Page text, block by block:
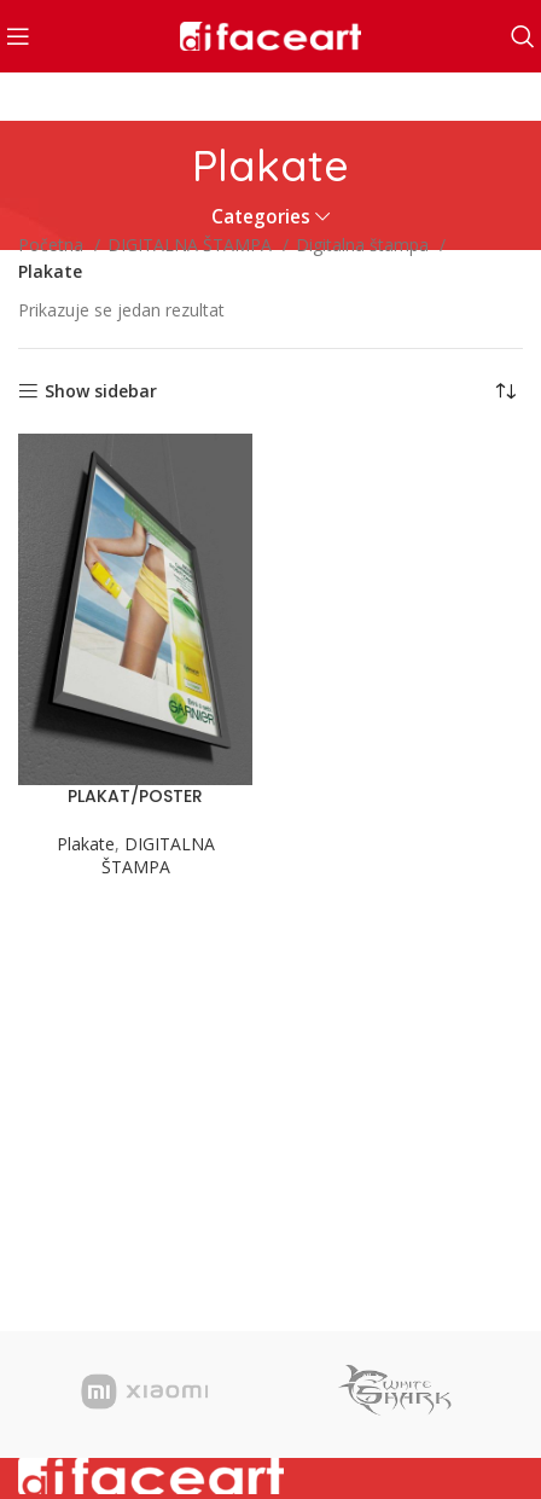
Plakate
Categories
Početna DIGITALNA ŠTAMPA
Digitalna štampa
Plakate
Prikazuje se jedan rezultat
Show sidebar
PLAKAT/POSTER
Plakate, DIGITALNA
ŠTAMPA